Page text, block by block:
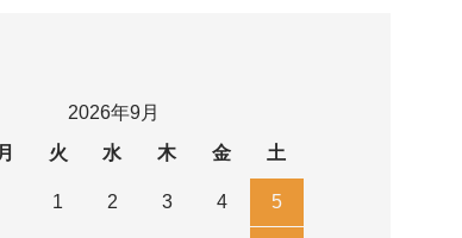
2026年9月
月 火 水 木 金 土
1 2 3 4 5